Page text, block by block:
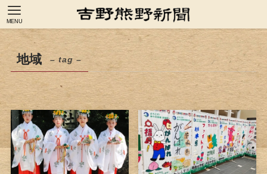
MENU
地域 – tag –